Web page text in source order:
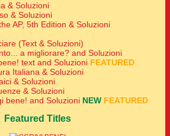
& Soluzioni
& Soluzioni
AP, 5th Edition & Soluzioni
(Text & Soluzioni)
a migliorare? and Soluzioni
text and Soluzioni FEATURED
Italiana & Soluzioni
& Soluzioni
& Soluzioni
bene! and Soluzioni NEW FEATURED
Featured Titles